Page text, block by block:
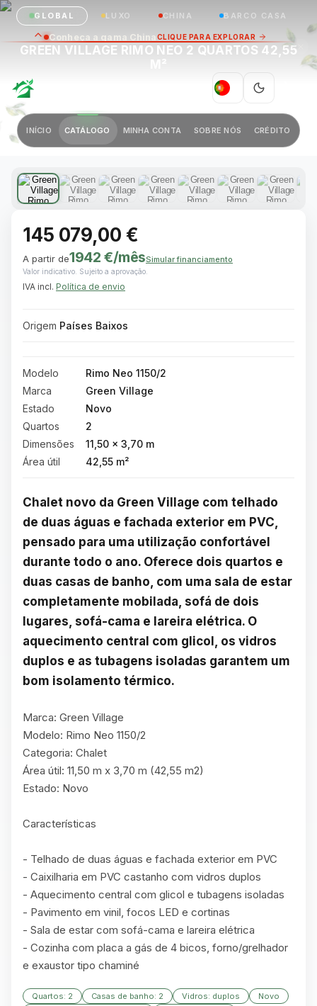
GLOBAL LUXO CHINA BARCO CASA
PT
INÍCIO CATÁLOGO MINHA CONTA SOBRE NÓS CRÉDITO
GREEN VILLAGE RIMO NEO 2 QUARTOS 42,55
1 / 11
145 079,00 €
A partir de1942 €/mêsSimular financiamento
Valor indicativo. Sujeito a aprovação.
IVA incl. Política de envio
Origem Países Baixos
Modelo
Rimo Neo 1150/2
Marca
Green Village
Estado
Novo
Quartos
2
Dimensões
11,50 × 3,70 m
Área útil
42,55 m²
Chalet novo da Green Village com telhado
de duas águas e fachada exterior em PVC,
pensado para uma utilização confortável
durante todo o ano. Oferece dois quartos e
duas casas de banho, com uma sala de estar
completamente mobilada, sofá de dois
lugares, sofá-cama e lareira elétrica. O
aquecimento central com glicol, os vidros
duplos e as tubagens isoladas garantem um
bom isolamento térmico.
Marca: Green Village
Modelo: Rimo Neo 1150/2
Categoria: Chalet
Área útil: 11,50 m x 3,70 m (42,55 m2)
Estado: Novo
Características
- Telhado de duas águas e fachada exterior em PVC
- Caixilharia em PVC castanho com vidros duplos
- Aquecimento central com glicol e tubagens isoladas
- Pavimento em vinil, focos LED e cortinas
- Sala de estar com sofá-cama e lareira elétrica
- Cozinha com placa a gás de 4 bicos, forno/grelhador
e exaustor tipo chaminé
Quartos: 2 Casas de banho: 2 Vidros: duplos
Novo
Conheça a gama ChinaCLIQUE PARA EXPLORAR